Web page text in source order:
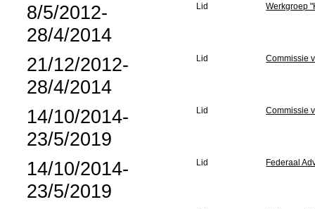
8/5/2012-
28/4/2014
Lid Werkgroep
21/12/2012-
28/4/2014
Lid Commissie
14/10/2014-
23/5/2019
Lid Commissie
14/10/2014-
23/5/2019
Lid Federaal